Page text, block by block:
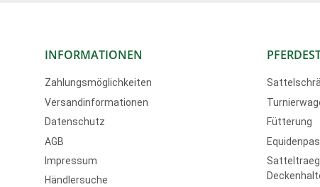
INFORMATIONEN
Zahlungsmöglichkeiten
Versandinformationen
Datenschutz
AGB
Impressum
Händlersuche
Fütterung